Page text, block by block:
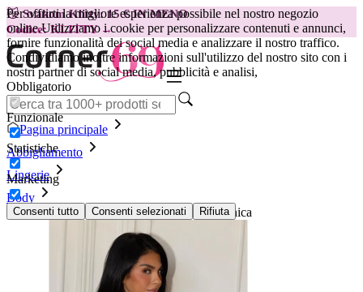
Per offrirti la migliore esperienza possibile nel nostro negozio
online.Utilizziamo i cookie per personalizzare contenuti e annunci,
fornire funzionalità dei social media e analizzare il nostro traffico.
Condividiamo inoltre informazioni sull'utilizzo del nostro sito con i
nostri partner di social media, pubblicità e analisi,
Obbligatorio
Funzionale
Statistiche
Marketing
Consenti tutto Consenti selezionati Rifiuta
😽Svakom Klitty: 15 € IN MENO
Codice: KLITTY →
Pagina principale
Abbigliamento
Lingerie
Body
Body in pizzo Leg Avenue - 89370, taglia unica